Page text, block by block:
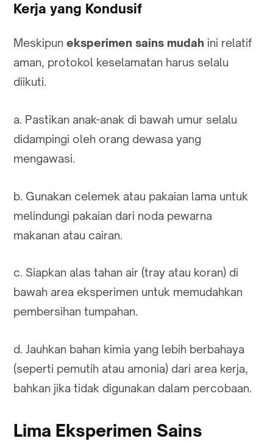
Kerja yang Kondusif
Meskipun eksperimen sains mudah ini relatif
aman, protokol keselamatan harus selalu
diikuti.
a. Pastikan anak-anak di bawah umur selalu
didampingi oleh orang dewasa yang
mengawasi.
b. Gunakan celemek atau pakaian lama untuk
melindungi pakaian dari noda pewarna
makanan atau cairan.
c. Siapkan alas tahan air (tray atau koran) di
bawah area eksperimen untuk memudahkan
pembersihan tumpahan.
d. Jauhkan bahan kimia yang lebih berbahaya
(seperti pemutih atau amonia) dari area kerja,
bahkan jika tidak digunakan dalam percobaan.
Lima Eksperimen Sains